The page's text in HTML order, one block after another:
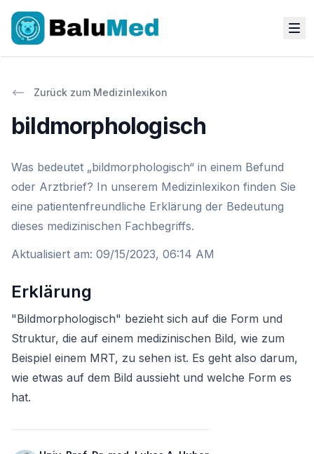
Zurück zum Medizinlexikon
bildmorphologisch
Was bedeutet „bildmorphologisch“ in einem Befund
oder Arztbrief? In unserem Medizinlexikon finden Sie
eine patientenfreundliche Erklärung der Bedeutung
dieses medizinischen Fachbegriffs.
Aktualisiert am: 09/15/2023, 06:14 AM
Erklärung
"Bildmorphologisch" bezieht sich auf die Form und
Struktur, die auf einem medizinischen Bild, wie zum
Beispiel einem MRT, zu sehen ist. Es geht also darum,
wie etwas auf dem Bild aussieht und welche Form es
hat.